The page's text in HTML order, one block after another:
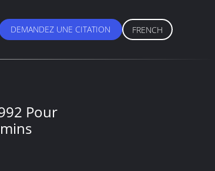
DEMANDEZ UNE CITATION FRENCH
Pour